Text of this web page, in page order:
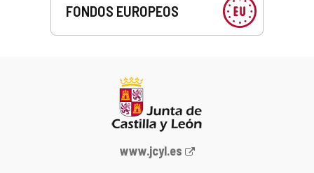
FONDOS EUROPEOS
Portal
www.jcyl.es